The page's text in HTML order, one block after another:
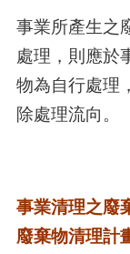
事業所產生之
處理，則應於
物為自行處理
除處理流向。
事業清理之廢
廢棄物清理計